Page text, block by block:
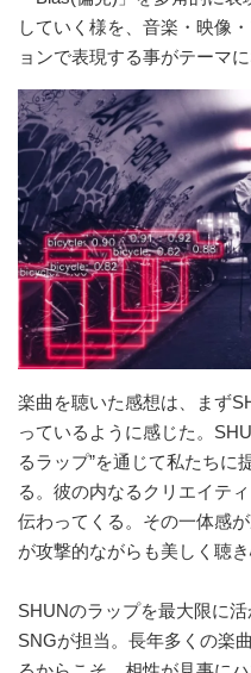
していく様を、音楽・映像
ョンで表現する事がテーマに
楽曲を聴いた感想は、まず
っているように感じた。
るラップ”を通じて私たちに
る。彼の内なるクリエイテ
伝わってくる。その一体感
が攻撃的ながらも美しく聴き
SHUNのラップを最大限に
SNGが担当。長年多くの楽